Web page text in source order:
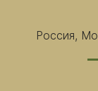
Россия,